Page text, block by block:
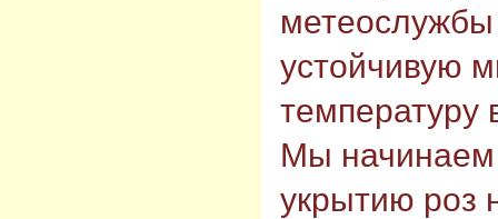
метеослужбы
устойчивую
температуру
Мы начинаем
укрытию роз